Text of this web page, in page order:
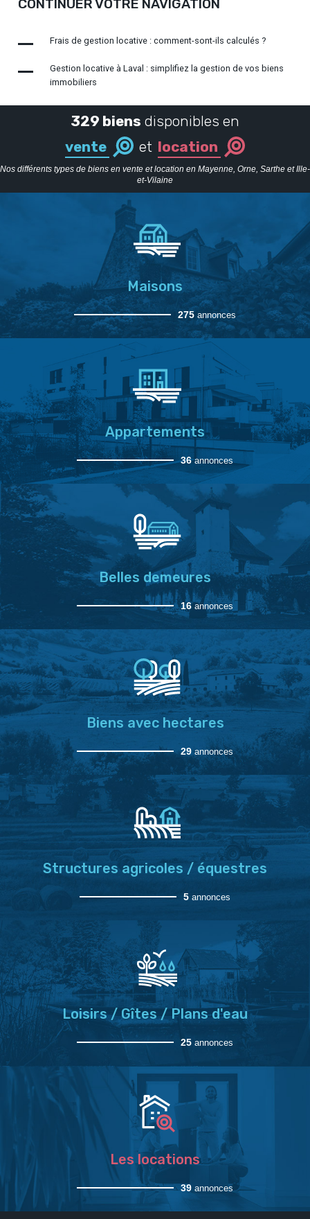
CONTINUER VOTRE NAVIGATION
Frais de gestion locative : comment-sont-ils calculés ?
Gestion locative à Laval : simplifiez la gestion de vos biens
immobiliers
329 biens disponibles en
vente
et location
Nos différents types de biens en vente et location en Mayenne, Orne, Sarthe et Ille-
et-Vilaine
Maisons
275 annonces
Appartements
36annonces
Belles demeures
16annonces
Biens avec hectares
29 annonces
Structures agricoles / équestres
5 annonces
Loisirs / Gîtes / Plans d'eau
25 annonces
Les locations
39 annonces